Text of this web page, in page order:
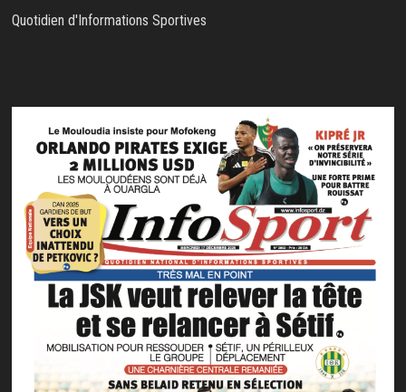
Quotidien d'Informations Sportives